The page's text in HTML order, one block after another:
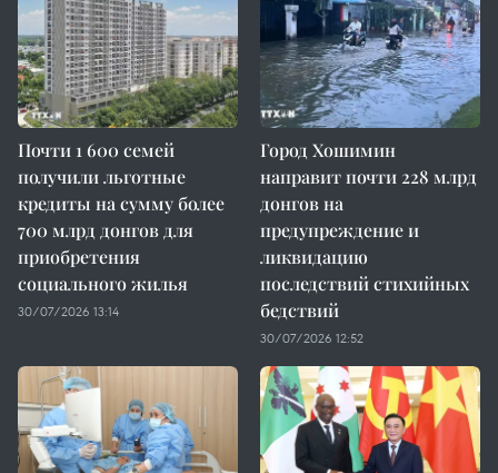
Почти 1 600 семей
получили льготные
кредиты на сумму более
700 млрд донгов для
приобретения
социального жилья
30/07/2026 13:14
Город Хошимин
направит почти 228 млрд
донгов на
предупреждение и
ликвидацию
последствий стихийных
бедствий
30/07/2026 12:52